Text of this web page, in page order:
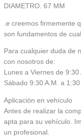
DIAMETRO. 67 MM
.e creemos firmemente
son fundamentos de
Para cualquier duda de
con nosotros de:
Lunes a Viernes de 9:30
Sábado 9:30 A.M. a 1:30
Aplicación en vehículo
Antes de realizar la
apta para su vehículo.
un profesional.